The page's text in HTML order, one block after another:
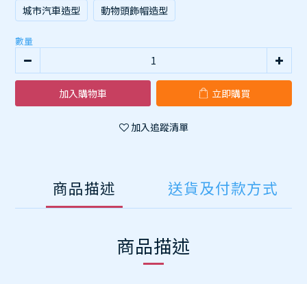
城市汽車造型
動物頭飾帽造型
數量
加入購物車 立即購買
加入追蹤清單
商品描述 送貨及付款方式
商品描述